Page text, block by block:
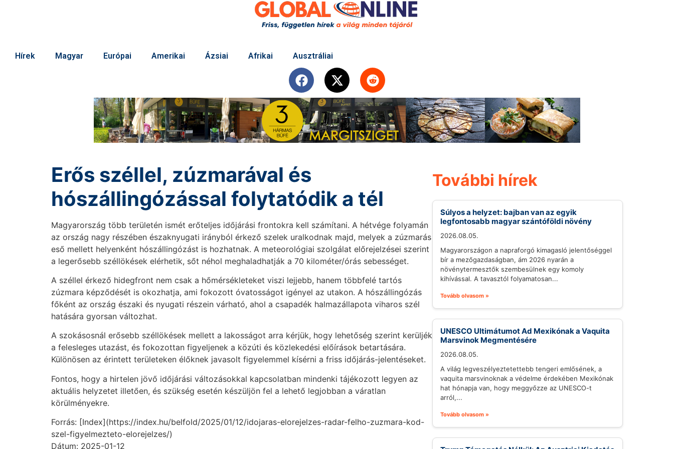
Hírek Magyar Európai Amerikai Ázsiai Afrikai Ausztráliai
Erős széllel, zúzmarával és
hószállingózással folytatódik a tél
Magyarország több területén ismét erőteljes időjárási frontokra kell számítani. A hétvége folyamán
az ország nagy részében északnyugati irányból érkező szelek uralkodnak majd, melyek a zúzmarás
eső mellett helyenként hószállingózást is hozhatnak. A meteorológiai szolgálat előrejelzései szerint
a legerősebb széllökések elérhetik, sőt néhol meghaladhatják a 70 kilométer/órás sebességet.
A széllel érkező hidegfront nem csak a hőmérsékleteket viszi lejjebb, hanem többfelé tartós
zúzmara képződését is okozhatja, ami fokozott óvatosságot igényel az utakon. A hószállingózás
főként az ország északi és nyugati részein várható, ahol a csapadék halmazállapota viharos szél
hatására gyorsan változhat.
A szokásosnál erősebb széllökések mellett a lakosságot arra kérjük, hogy lehetőség szerint kerüljék
a felesleges utazást, és fokozottan figyeljenek a közúti és közlekedési előírások betartására.
Különösen az érintett területeken élőknek javasolt figyelemmel kísérni a friss időjárás-jelentéseket.
Fontos, hogy a hirtelen jövő időjárási változásokkal kapcsolatban mindenki tájékozott legyen az
aktuális helyzetet illetően, és szükség esetén készüljön fel a lehető legjobban a váratlan
körülményekre.
Forrás: [Index](https://index.hu/belfold/2025/01/12/idojaras-elorejelzes-radar-felho-zuzmara-kod-
szel-figyelmezteto-elorejelzes/)
Dátum: 2025-01-12
További hírek
Súlyos a helyzet: bajban van az egyik
legfontosabb magyar szántóföldi növény
2026.08.05.
Magyarországon a napraforgó kimagasló jelentőséggel
bír a mezőgazdaságban, ám 2026 nyarán a
növénytermesztők szembesülnek egy komoly
kihívással. A tavasztól folyamatosan...
Tovább olvasom »
UNESCO Ultimátumot Ad Mexikónak a Vaquita
Marsvinok Megmentésére
2026.08.05.
A világ legveszélyeztetettebb tengeri emlősének, a
vaquita marsvinoknak a védelme érdekében Mexikónak
hat hónapja van, hogy meggyőzze az UNESCO-t
arról,...
Tovább olvasom »